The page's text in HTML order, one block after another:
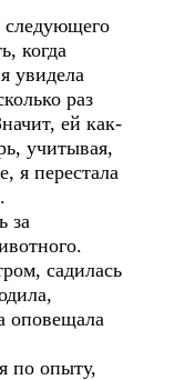
когда
увидела
раз
ей как-
учитывая,
я перестала
за
садилась
оповещала
по опыту,